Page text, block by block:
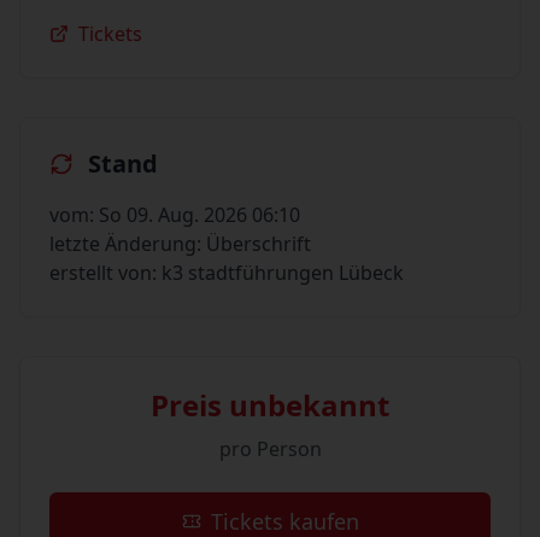
Tickets
Stand
vom: So 09. Aug. 2026 06:10
letzte Änderung: Überschrift
erstellt von: k3 stadtführungen Lübeck
Preis unbekannt
pro Person
Tickets kaufen